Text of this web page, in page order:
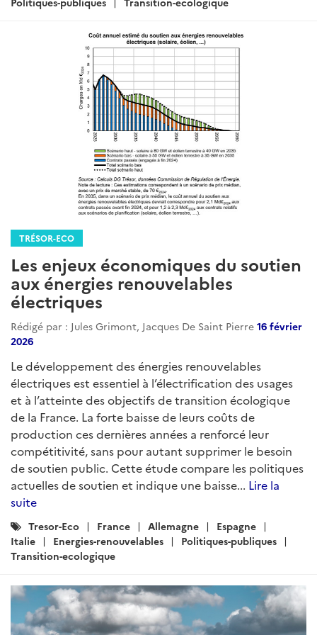
TRÉSOR-ECO
Les enjeux économiques du soutien
aux énergies renouvelables
électriques
Rédigé par : Jules Grimont, Jacques De Saint Pierre 16 février
2026
Le développement des énergies renouvelables
électriques est essentiel à l’électrification des usages
et à l’atteinte des objectifs de transition écologique
de la France. La forte baisse de leurs coûts de
production ces dernières années a renforcé leur
compétitivité, sans pour autant supprimer le besoin
de soutien public. Cette étude compare les politiques
actuelles de soutien et indique une baisse... Lire la
suite
Catégories
:
Tresor-Eco France Allemagne
Espagne
Italie
Energies-renouvelables
Politiques-publiques
Transition-ecologique